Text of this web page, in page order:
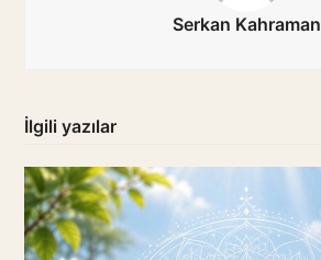
Serkan Kahraman
İlgili yazılar